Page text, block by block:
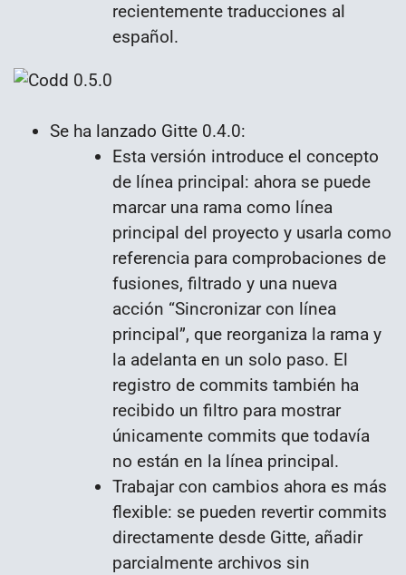
recientemente traducciones al
español.
Se ha lanzado Gitte 0.4.0:
Esta versión introduce el concepto
de línea principal: ahora se puede
marcar una rama como línea
principal del proyecto y usarla como
referencia para comprobaciones de
fusiones, filtrado y una nueva
acción “Sincronizar con línea
principal”, que reorganiza la rama y
la adelanta en un solo paso. El
registro de commits también ha
recibido un filtro para mostrar
únicamente commits que todavía
no están en la línea principal.
Trabajar con cambios ahora es más
flexible: se pueden revertir commits
directamente desde Gitte, añadir
parcialmente archivos sin